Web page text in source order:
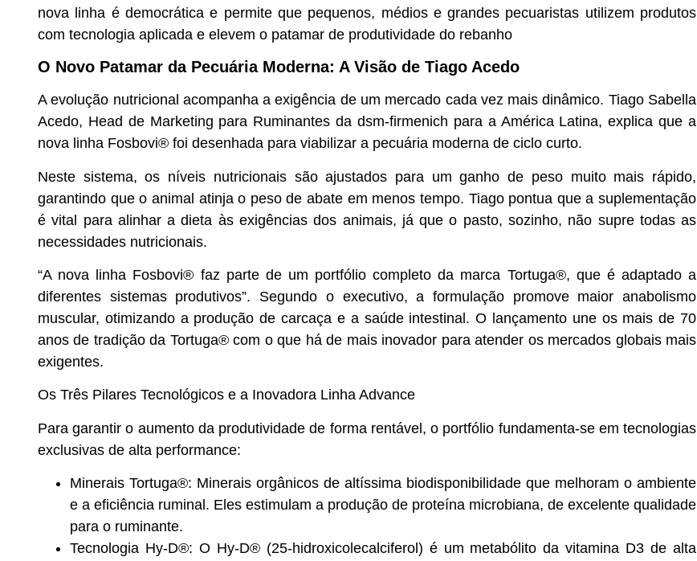
nova linha é democrática e permite que pequenos, médios e grandes pecuaristas utilizem produtos
com tecnologia aplicada e elevem o patamar de produtividade do rebanho
O Novo Patamar da Pecuária Moderna: A Visão de Tiago Acedo
A evolução nutricional acompanha a exigência de um mercado cada vez mais dinâmico. Tiago Sabella
Acedo, Head de Marketing para Ruminantes da dsm-firmenich para a América Latina, explica que a
nova linha Fosbovi® foi desenhada para viabilizar a pecuária moderna de ciclo curto.
Neste sistema, os níveis nutricionais são ajustados para um ganho de peso muito mais rápido,
garantindo que o animal atinja o peso de abate em menos tempo. Tiago pontua que a suplementação
é vital para alinhar a dieta às exigências dos animais, já que o pasto, sozinho, não supre todas as
necessidades nutricionais.
“A nova linha Fosbovi® faz parte de um portfólio completo da marca Tortuga®, que é adaptado a
diferentes sistemas produtivos”. Segundo o executivo, a formulação promove maior anabolismo
muscular, otimizando a produção de carcaça e a saúde intestinal. O lançamento une os mais de 70
anos de tradição da Tortuga® com o que há de mais inovador para atender os mercados globais mais
exigentes.
Os Três Pilares Tecnológicos e a Inovadora Linha Advance
Para garantir o aumento da produtividade de forma rentável, o portfólio fundamenta-se em tecnologias
exclusivas de alta performance:
Minerais Tortuga®: Minerais orgânicos de altíssima biodisponibilidade que melhoram o ambiente
e a eficiência ruminal. Eles estimulam a produção de proteína microbiana, de excelente qualidade
para o ruminante.
Tecnologia Hy-D®: O Hy-D® (25-hidroxicolecalciferol) é um metabólito da vitamina D3 de alta